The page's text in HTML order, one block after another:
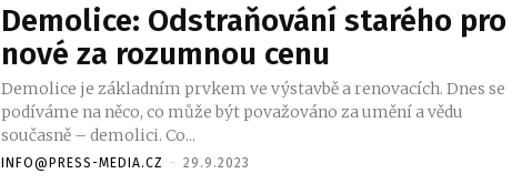
Demolice: Odstraňování starého pro
nové za rozumnou cenu
Demolice je základním prvkem ve výstavbě a renovacích. Dnes se
podíváme na něco, co může být považováno za umění a vědu
současně – demolici. Co...
INFO@PRESS-MEDIA.CZ - 29.9.2023